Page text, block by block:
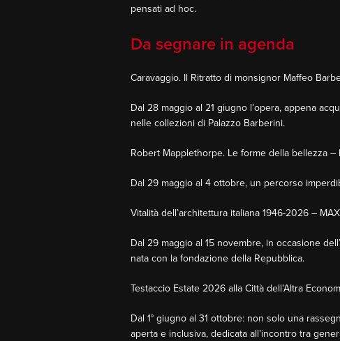
pensati ad hoc.
Da segnare in agenda
Caravaggio. Il Ritratto di monsignor Maffeo
Dal 28 maggio al 21 giugno l’opera, appena
nelle collezioni di Palazzo Barberini.
Robert Mapplethorpe. Le forme della bellezza –
Dal 29 maggio al 4 ottobre, un percorso
Vitalità dell’architettura italiana 1946-2026 –
Dal 29 maggio al 15 novembre, in occasione
nata con la fondazione della Repubblica.
Testaccio Estate 2026 alla Città dell’Altra
Dal 1° giugno al 31 ottobre: non solo una
aperta e inclusiva, dedicata all’incontro tra